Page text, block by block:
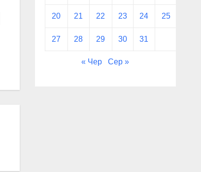
20 21 22 23 24 25
27 28 29 30 31
« Чер Сер »